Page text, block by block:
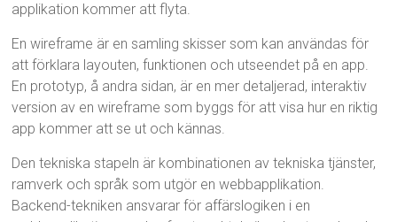
applikation kommer att flyta.
En wireframe är en samling skisser som kan användas för
att förklara layouten, funktionen och utseendet på en app.
En prototyp, å andra sidan, är en mer detaljerad, interaktiv
version av en wireframe som byggs för att visa hur en riktig
app kommer att se ut och kännas.
Den tekniska stapeln är kombinationen av tekniska tjänster,
ramverk och språk som utgör en webbapplikation.
Backend-tekniken ansvarar för affärslogiken i en